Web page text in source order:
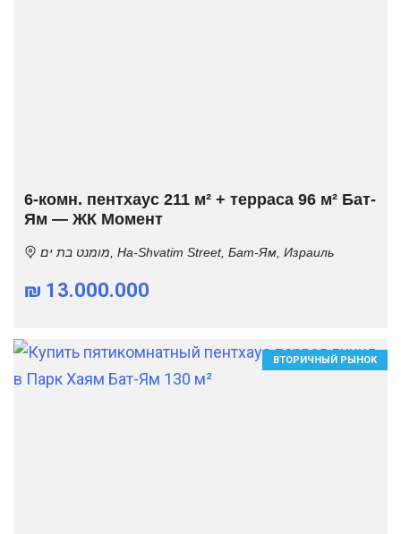
6-комн. пентхаус 211 м² + терраса 96 м² Бат-
Ям — ЖК Момент
מומנט בת ים, Ha-Shvatim Street, Бат-Ям, Израиль
₪ 13.000.000
ВТОРИЧНЫЙ РЫНОК